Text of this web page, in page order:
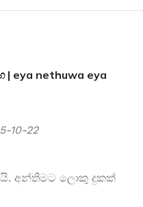
eya nethuwa eya
10-22
අන්තිමට ලොකු දුකක්